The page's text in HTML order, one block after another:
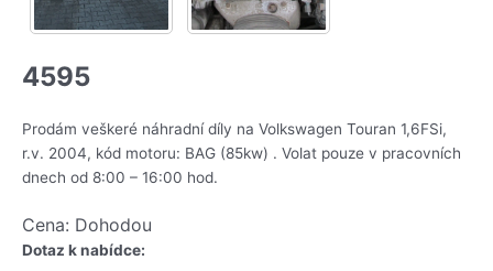
4595
Prodám veškeré náhradní díly na Volkswagen Touran 1,6FSi,
r.v. 2004, kód motoru: BAG (85kw) . Volat pouze v pracovních
dnech od 8:00 – 16:00 hod.
Cena: Dohodou
Dotaz k nabídce: